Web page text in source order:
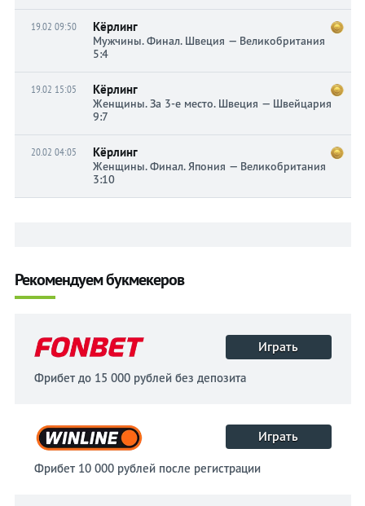
19.02 09:50 Кёрлинг
Мужчины. Финал. Швеция — Великобритания
5:4
19.02 15:05 Кёрлинг
Женщины. За 3-е место. Швеция — Швейцария
9:7
20.02 04:05 Кёрлинг
Женщины. Финал. Япония — Великобритания
3:10
Рекомендуем букмекеров
Играть
Фрибет до 15 000 рублей без депозита
Играть
Фрибет 10 000 рублей после регистрации